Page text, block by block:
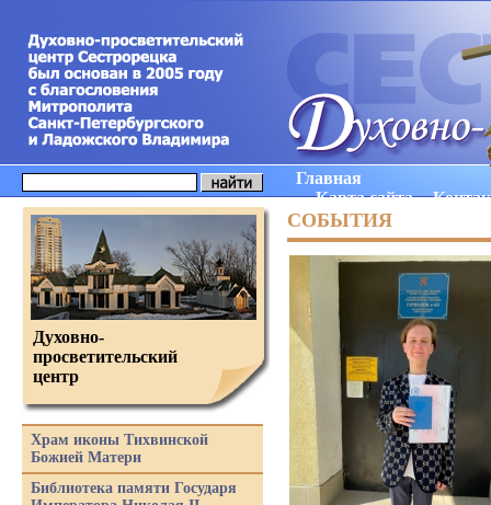
Главная
Карта сайта
СОБЫТИЯ
Духовно-
просветительский
центр
Храм иконы Тихвинской
Божией Матери
Библиотека памяти Государя